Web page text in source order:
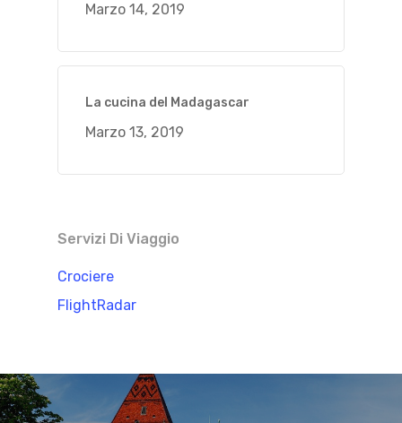
Marzo 14, 2019
La cucina del Madagascar
Marzo 13, 2019
Servizi Di Viaggio
Crociere
FlightRadar